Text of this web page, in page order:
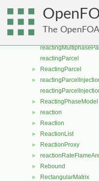
The
►
►
reactingParcel
► ReactingParcel
►
► ReactingPhaseModel
► reaction
► Reaction
► ReactionList
► ReactionProxy
►
► Rebound
► RectangularMatrix